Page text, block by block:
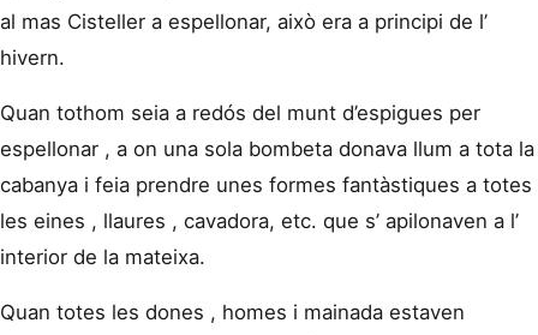
al mas Cisteller a espellonar, això era a principi de l’
hivern.
Quan tothom seia a redós del munt d’espigues per
espellonar , a on una sola bombeta donava llum a tota la
cabanya i feia prendre unes formes fantàstiques a totes
les eines , llaures , cavadora, etc. que s’ apilonaven a l’
interior de la mateixa.
Quan totes les dones , homes i mainada estaven